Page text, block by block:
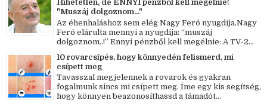
Hihetetlen, de ENNYI pénzből kell megélnie!
"Muszáj dolgoznom..."
Az éhenhaláshoz sem elég Nagy Feró nyugdíja.Nagy
Feró elárulta mennyi a nyugdíja: “muszáj
dolgoznom..!” Ennyi pénzből kell megélnie: A TV-2...
10 rovarcsípés, hogy könnyedén felismerd, mi
csípett meg
Tavasszal megjelennek a rovarok és gyakran
fogalmunk sincs mi csípett meg. Íme egy kis segítség,
hogy könnyen beazonosíthassd a támadót...